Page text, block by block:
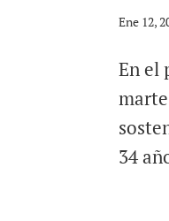
Ene 12,
En el
34